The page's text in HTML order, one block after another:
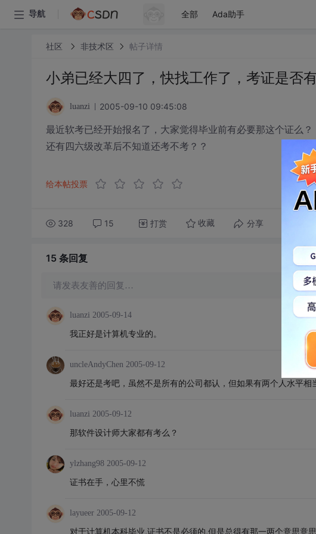
导航 全部 Ada助手
社区 非技术区 帖子详情
小弟已经大四了，快找工作了，考证是否
luanzi 2005-09-10 09:45:08
最近软考已经开始报名了，大家觉得毕业前有必要那这个证么？
还有四六级改革后不知道还考不考？？
给本帖投票
328 15 打赏 收藏 分享 转发
15 条回复
请发表友善的回复…
luanzi 2005-09-14
我正好是计算机专业的。
uncleAndyChen 2005-09-12
最好还是考吧，虽然不是所有的公司都认，但如果有两个人水平
luanzi 2005-09-12
那软件设计师大家都有考么？
ylzhang98 2005-09-12
证书在手，心里不慌
layueer 2005-09-12
对于计算机本科毕业,证书不是必须的,但是总得有那一两个意思意